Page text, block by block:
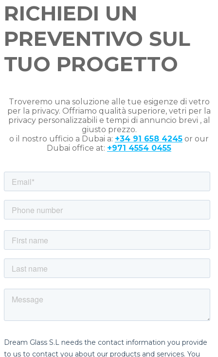
RICHIEDI UN
PREVENTIVO SUL
TUO PROGETTO
Troveremo una soluzione alle tue esigenze di vetro
per la privacy. Offriamo qualità superiore, vetri per la
privacy personalizzabili e tempi di annuncio brevi , al
giusto prezzo.
o il nostro ufficio a Dubai a: +34 91 658 4245 or our
Dubai office at: +971 4554 0455